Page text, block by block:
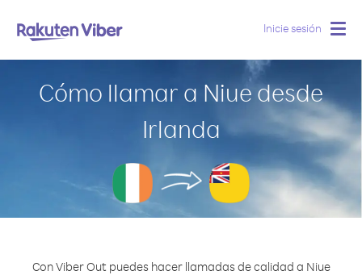
Inicie sesión
Cómo llamar a Niue desde
Irlanda
Con Viber Out puedes hacer llamadas de calidad a Niue